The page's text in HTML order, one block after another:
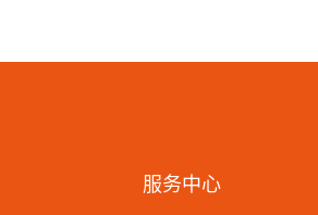
服务中心